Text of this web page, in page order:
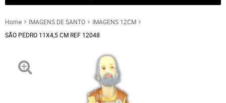
Home IMAGENS DE SANTO
IMAGENS 12CM
SÃO PEDRO 11X4,5 CM REF 12048